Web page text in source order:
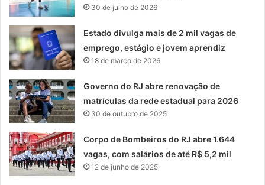
30 de julho de 2026
Estado divulga mais de 2 mil vagas de
emprego, estágio e jovem aprendiz
18 de março de 2026
Governo do RJ abre renovação de
matrículas da rede estadual para 2026
30 de outubro de 2025
Corpo de Bombeiros do RJ abre 1.644
vagas, com salários de até R$ 5,2 mil
12 de junho de 2025